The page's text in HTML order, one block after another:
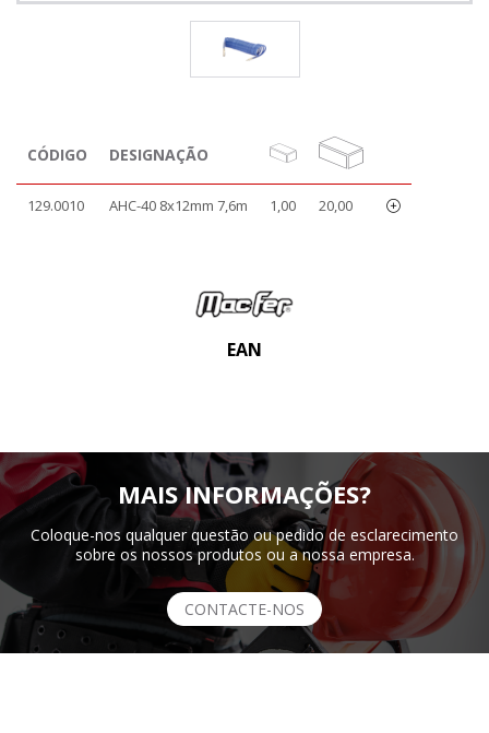
CÓDIGO DESIGNAÇÃO
129.0010 AHC-40 8x12mm 7,6m 1,00 20,00
EAN
MAIS INFORMAÇÕES?
Coloque-nos qualquer questão ou pedido de esclarecimento
sobre os nossos produtos ou a nossa empresa.
CONTACTE-NOS